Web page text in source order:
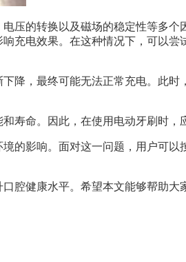
压的转换以及磁场的稳定性等多
充电效果。在这种情况下，可以
降，最终可能无法正常充电。此
命。因此，在使用电动牙刷时，
的影响。面对这一问题，用户可
腔健康水平。希望本文能够帮助